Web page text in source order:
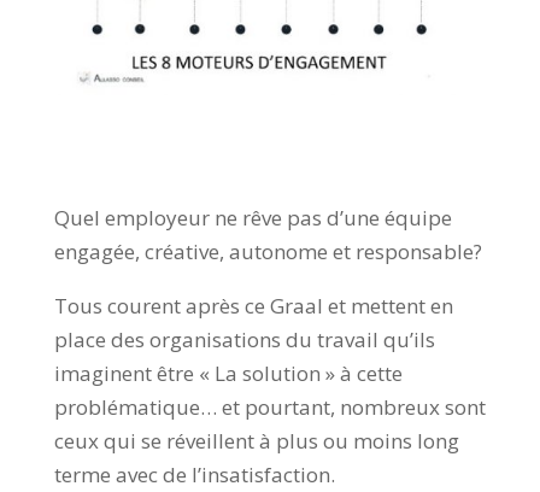
Quel employeur ne rêve pas d’une équipe
engagée, créative, autonome et responsable?
Tous courent après ce Graal et mettent en
place des organisations du travail qu’ils
imaginent être « La solution » à cette
problématique… et pourtant, nombreux sont
ceux qui se réveillent à plus ou moins long
terme avec de l’insatisfaction.